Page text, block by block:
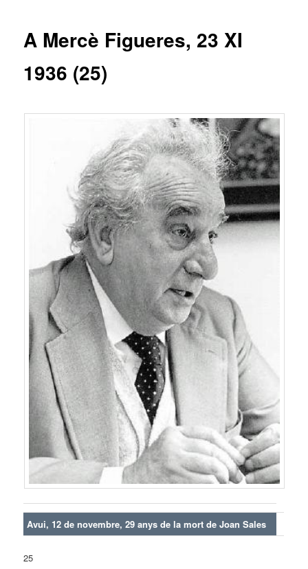
A Mercè Figueres, 23 XI
1936 (25)
Avui, 12 de novembre, 29 anys de la mort de Joan Sales
25